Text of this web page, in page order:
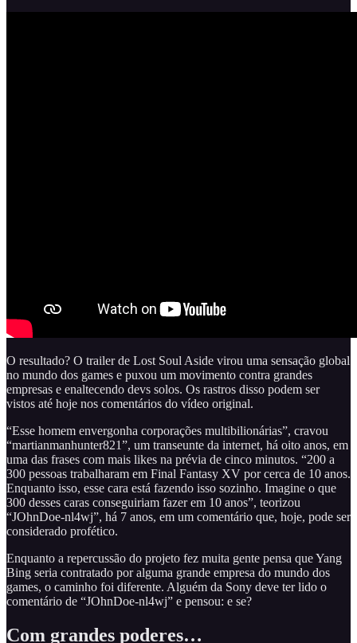
O resultado? O trailer de Lost Soul Aside virou uma sensação global
no mundo dos games e puxou um movimento contra grandes
empresas e enaltecendo devs solos. Os rastros disso podem ser
vistos até hoje nos comentários do vídeo original.
“Esse homem envergonha corporações multibilionárias”, cravou
“martianmanhunter821”, um transeunte da internet, há oito anos, em
uma das frases com mais likes na prévia de cinco minutos. “200 a
300 pessoas trabalharam em Final Fantasy XV por cerca de 10 anos.
Enquanto isso, esse cara está fazendo isso sozinho. Imagine o que
300 desses caras conseguiriam fazer em 10 anos”, teorizou
“JOhnDoe-nl4wj”, há 7 anos, em um comentário que, hoje, pode ser
considerado profético.
Enquanto a repercussão do projeto fez muita gente pensa que Yang
Bing seria contratado por alguma grande empresa do mundo dos
games, o caminho foi diferente. Alguém da Sony deve ter lido o
comentário de “JOhnDoe-nl4wj” e pensou: e se?
Com grandes poderes…